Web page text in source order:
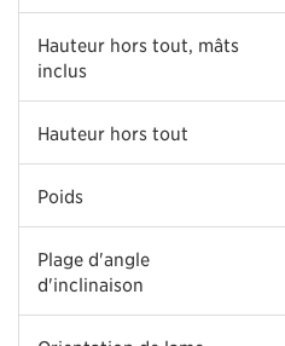
Hauteur hors tout, mâts
inclus
Hauteur hors tout
Poids
Plage d'angle
d'inclinaison